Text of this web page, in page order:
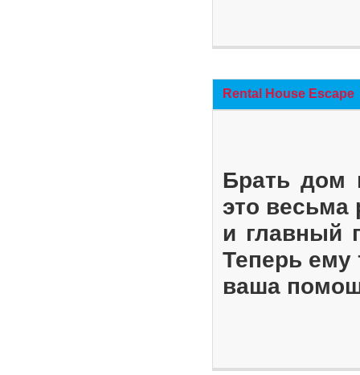
Rental House Escape
Брать дом
это весьма
и главный
Теперь ему
ваша